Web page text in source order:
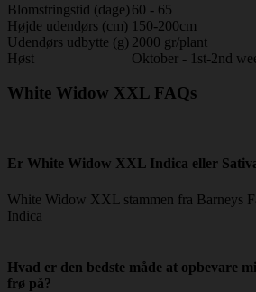
Blomstringstid (dage) 60 - 65
Højde udendørs (cm) 150-200cm
Udendørs udbytte (g) 2000 gr/plant
Høst
Oktober - 1st-2nd
White Widow XXL FAQs
Er White Widow XXL Indica eller
White Widow XXL stammen fra Barneys
Indica
Hvad er den bedste måde at opbevare
frø på?